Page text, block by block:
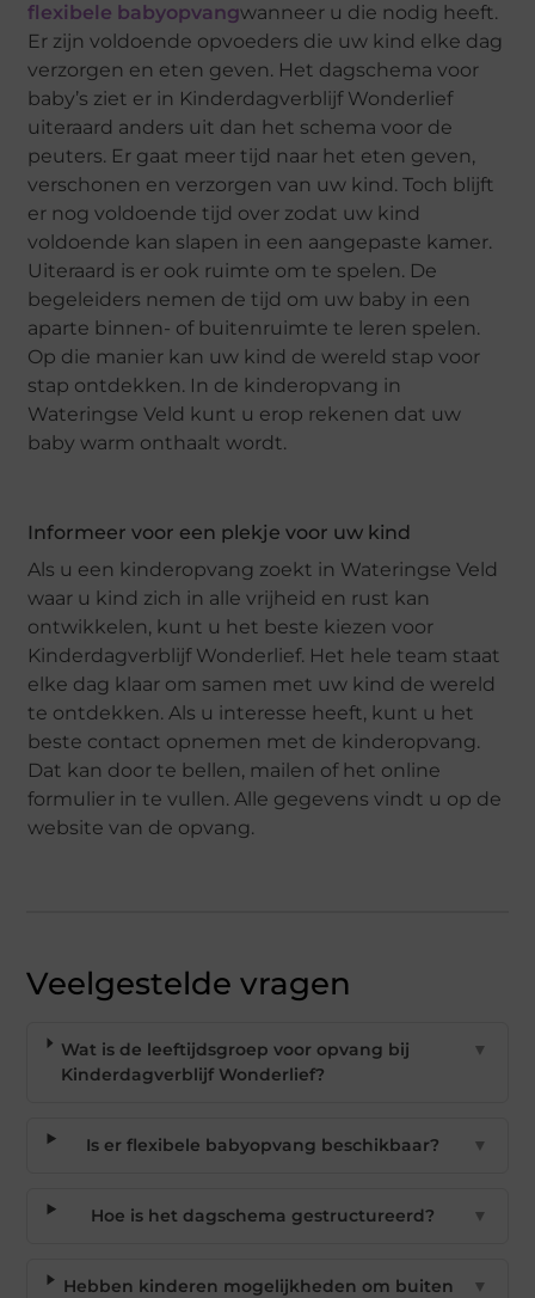
flexibele babyopvangwanneer u die nodig heeft.
Er zijn voldoende opvoeders die uw kind elke dag
verzorgen en eten geven. Het dagschema voor
baby’s ziet er in Kinderdagverblijf Wonderlief
uiteraard anders uit dan het schema voor de
peuters. Er gaat meer tijd naar het eten geven,
verschonen en verzorgen van uw kind. Toch blijft
er nog voldoende tijd over zodat uw kind
voldoende kan slapen in een aangepaste kamer.
Uiteraard is er ook ruimte om te spelen. De
begeleiders nemen de tijd om uw baby in een
aparte binnen- of buitenruimte te leren spelen.
Op die manier kan uw kind de wereld stap voor
stap ontdekken. In de kinderopvang in
Wateringse Veld kunt u erop rekenen dat uw
baby warm onthaalt wordt.
Informeer voor een plekje voor uw kind
Als u een kinderopvang zoekt in Wateringse Veld
waar u kind zich in alle vrijheid en rust kan
ontwikkelen, kunt u het beste kiezen voor
Kinderdagverblijf Wonderlief. Het hele team staat
elke dag klaar om samen met uw kind de wereld
te ontdekken. Als u interesse heeft, kunt u het
beste contact opnemen met de kinderopvang.
Dat kan door te bellen, mailen of het online
formulier in te vullen. Alle gegevens vindt u op de
website van de opvang.
Veelgestelde vragen
Wat is de leeftijdsgroep voor opvang bij
Kinderdagverblijf Wonderlief?
▼
Is er flexibele babyopvang beschikbaar? ▼
Hoe is het dagschema gestructureerd? ▼
Hebben kinderen mogelijkheden om buiten ▼